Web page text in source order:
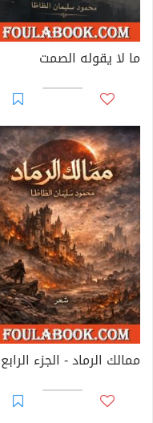
ما لا يقوله الصمت
ممالك الرماد - الجزء الرابع